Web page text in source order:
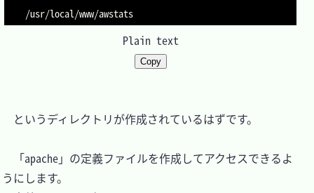
/usr/local/www/awstats
Plain text
Copy
というディレクトリが作成されているはずです。
「apache」の定義ファイルを作成してアクセスできるよ
うにします。